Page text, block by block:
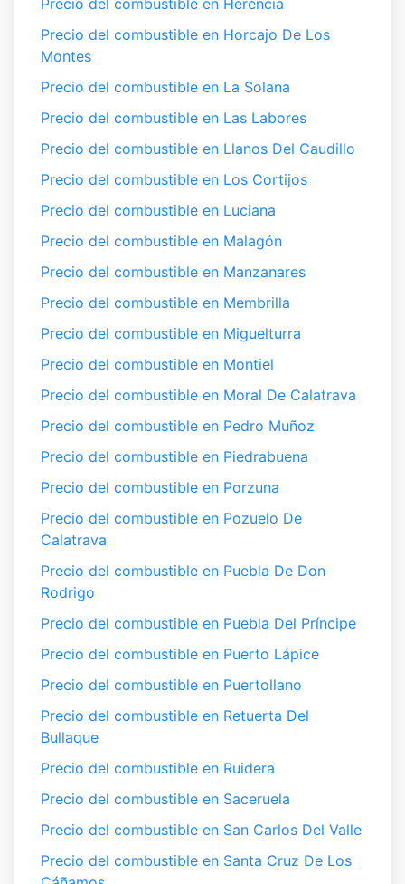
Precio del combustible en Herencia
Precio del combustible en Horcajo De Los
Montes
Precio del combustible en La Solana
Precio del combustible en Las Labores
Precio del combustible en Llanos Del Caudillo
Precio del combustible en Los Cortijos
Precio del combustible en Luciana
Precio del combustible en Malagón
Precio del combustible en Manzanares
Precio del combustible en Membrilla
Precio del combustible en Miguelturra
Precio del combustible en Montiel
Precio del combustible en Moral De Calatrava
Precio del combustible en Pedro Muñoz
Precio del combustible en Piedrabuena
Precio del combustible en Porzuna
Precio del combustible en Pozuelo De
Calatrava
Precio del combustible en Puebla De Don
Rodrigo
Precio del combustible en Puebla Del Príncipe
Precio del combustible en Puerto Lápice
Precio del combustible en Puertollano
Precio del combustible en Retuerta Del
Bullaque
Precio del combustible en Ruidera
Precio del combustible en Saceruela
Precio del combustible en San Carlos Del Valle
Precio del combustible en Santa Cruz De Los